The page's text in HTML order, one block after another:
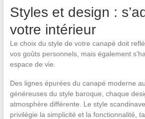
Styles et design :
votre intérieur
Le choix du style de votre canapé doit
vos goûts personnels, mais également
espace de vie.
Des lignes épurées du canapé moderne
généreuses du style baroque, chaque
atmosphère différente. Le style
privilégie la simplicité et la fonctionnalité,